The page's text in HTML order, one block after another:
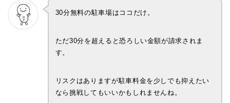
30分無料の駐車場はココだけ。
ただ30分を超えると恐ろしい金額が請求されま
す。
リスクはありますが駐車料金を少しでも抑えたい
なら挑戦してもいいかもしれませんね。